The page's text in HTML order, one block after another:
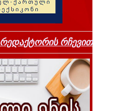
რედაქტორის რჩევით